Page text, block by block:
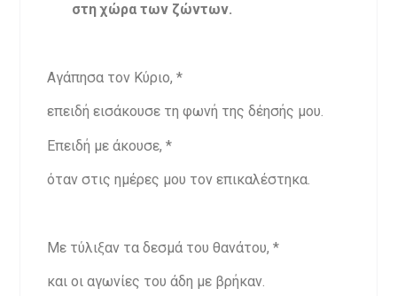
στη χώρα των ζώντων.
Αγάπησα τον Κύριο, *
επειδή εισάκουσε τη φωνή της δέησής μου.
Επειδή με άκουσε, *
όταν στις ημέρες μου τον επικαλέστηκα.
Με τύλιξαν τα δεσμά του θανάτου, *
και οι αγωνίες του άδη με βρήκαν.